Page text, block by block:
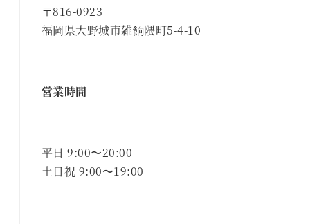
〒816-0923
福岡県大野城市雑餉隈町5-4-10
営業時間
平日 9:00〜20:00
土日祝 9:00〜19:00